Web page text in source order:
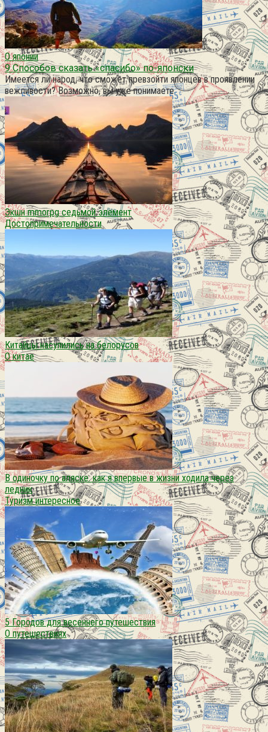
О японии
9 Способов сказать «спасибо» по-японски
Имеется ли народ, что сможет превзойти японцев в проявлении
вежливости? Возможно, вы уже понимаете
Экшн mmorpg седьмой элемент
Достопримечательности
Китайцы насупились на белорусов
О китае
В одиночку по аляске. как я впервые в жизни ходила через
ледник
Туризм интересное
5 Городов для весеннего путешествия
О путешествиях